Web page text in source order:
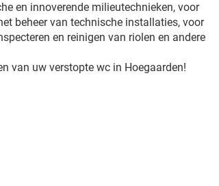
en innoverende milieutechnieken, voor
beheer van technische installaties, voor
en reinigen van riolen en andere
van uw verstopte wc in Hoegaarden!